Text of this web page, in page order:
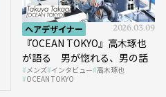
ヘアデザイナー 2026.03.09
『OCEAN TOKYO』高木琢也
が語る 男が惚れる、男の話
メンズ インタビュー 高木琢也
OCEAN TOKYO